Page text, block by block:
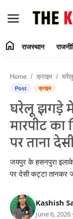
Contact Us
राजस्थान
राजनीति
क्राइम
बॉलीवुड
home राजस्थान
Home क्राइम घरेलू
Post क्राइम
घरेलू झगड़े में
मारपीट का
पर ताना
जयपुर के हसनपुरा इलाके
पर देसी कट्टा तानकर
Kashish
June 6, 2026